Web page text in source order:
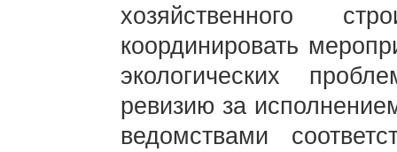
хозяйственного
координировать
экологических
ревизию за
ведомствами